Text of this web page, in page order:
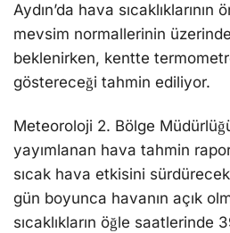
Aydın’da hava
mevsim normallerinin
beklenirken, kentte
göstereceği tahmin ediliyor.
Meteoroloji 2. Bölge
yayımlanan hava tahmin
sıcak hava etkisini
gün boyunca havanın açık
sıcaklıkların öğle saatlerinde